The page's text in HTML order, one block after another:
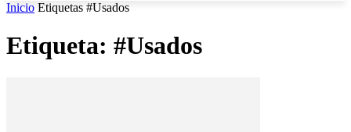
Inicio Etiquetas #Usados
Etiqueta: #Usados